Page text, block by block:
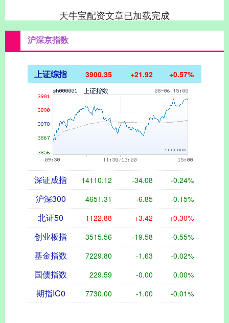
天牛宝配资文章已加载完成
沪深京指数
上证综指 3900.35 +21.92 +0.57%
深证成指 14110.12 -34.08 -0.24%
沪深300 4651.31 -6.85 -0.15%
北证50 1122.88 +3.42 +0.30%
创业板指 3515.56 -19.58 -0.55%
基金指数 7229.80 -1.63 -0.02%
国债指数 229.59 -0.00 0.00%
期指IC0 7730.00 -1.00 -0.01%